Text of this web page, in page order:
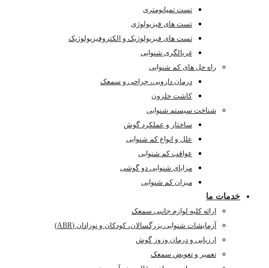
تست تمپانومتری
تست های فیزیولوژی
تست های فیزیولوژیک و الکتروفیزیولوژیک
غربالگری شنوایی
راه حل های کم شنوایی
درمان دارویی، جراحی و سمعک
کاشت حلزون
شناخت سیستم شنوایی
ساختار و عملکرد گوش
علل و انواع کم شنوایی
عواقب کم شنوایی
مزایای شنوایی دو گوشی
میزان کم شنوایی
خدمات ما
ارائه کلیه لوازم جانبی سمعک
آزمایشات شنوایی بزرگسالان، کودکان و نوزادان (ABR)
ارزیابی و درمان وزوز گوش
تعمیر و تعویض سمعک